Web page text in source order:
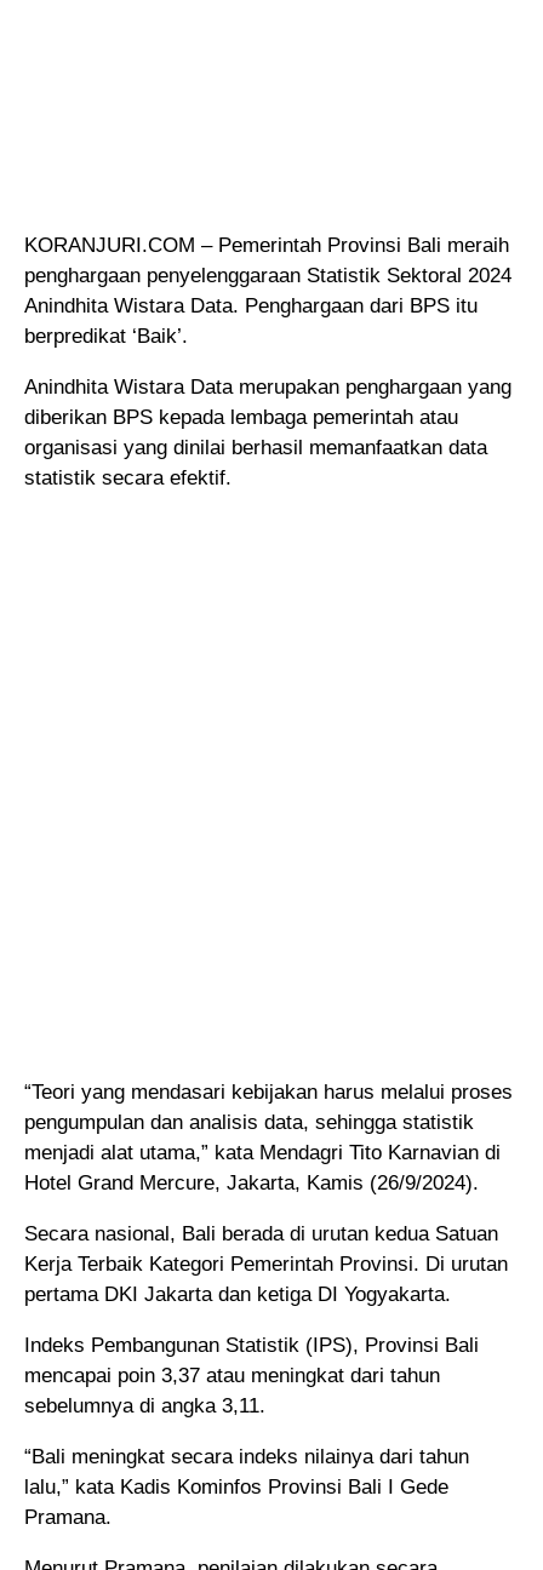
KORANJURI.COM – Pemerintah Provinsi Bali meraih
penghargaan penyelenggaraan Statistik Sektoral 2024
Anindhita Wistara Data. Penghargaan dari BPS itu
berpredikat ‘Baik’.
Anindhita Wistara Data merupakan penghargaan yang
diberikan BPS kepada lembaga pemerintah atau
organisasi yang dinilai berhasil memanfaatkan data
statistik secara efektif.
“Teori yang mendasari kebijakan harus melalui proses
pengumpulan dan analisis data, sehingga statistik
menjadi alat utama,” kata Mendagri Tito Karnavian di
Hotel Grand Mercure, Jakarta, Kamis (26/9/2024).
Secara nasional, Bali berada di urutan kedua Satuan
Kerja Terbaik Kategori Pemerintah Provinsi. Di urutan
pertama DKI Jakarta dan ketiga DI Yogyakarta.
Indeks Pembangunan Statistik (IPS), Provinsi Bali
mencapai poin 3,37 atau meningkat dari tahun
sebelumnya di angka 3,11.
“Bali meningkat secara indeks nilainya dari tahun
lalu,” kata Kadis Kominfos Provinsi Bali I Gede
Pramana.